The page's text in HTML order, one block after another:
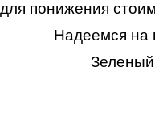
для понижения
Надеемся на